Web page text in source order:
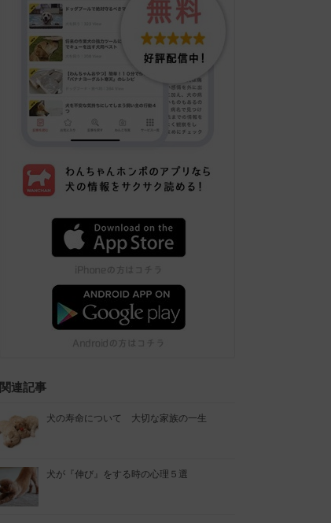
関連記事
犬の寿命について 大切な家族の一生
犬が『伸び』をする時の心理５選